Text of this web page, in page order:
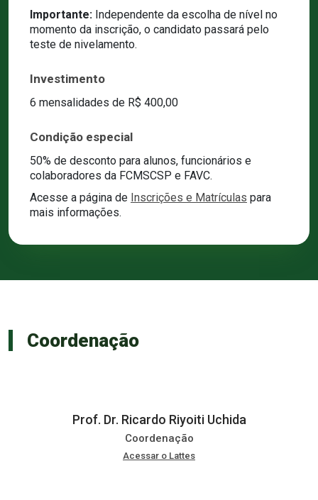
Importante: Independente da escolha de nível no
momento da inscrição, o candidato passará pelo
teste de nivelamento.
Investimento
6 mensalidades de R$ 400,00
Condição especial
50% de desconto para alunos, funcionários e
colaboradores da FCMSCSP e FAVC.
Acesse a página de Inscrições e Matrículas para
mais informações.
Coordenação
Prof. Dr. Ricardo Riyoiti Uchida
Coordenação
Acessar o Lattes